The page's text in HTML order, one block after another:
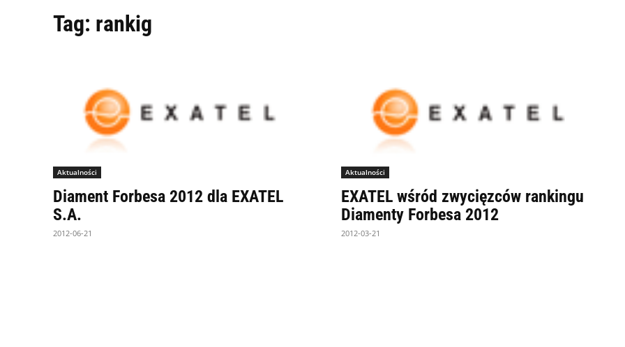
Tag: rankig
Aktualności
Diament Forbesa 2012 dla EXATEL
S.A.
2012-06-21
Aktualności
EXATEL wśród zwycięzców rankingu
Diamenty Forbesa 2012
2012-03-21